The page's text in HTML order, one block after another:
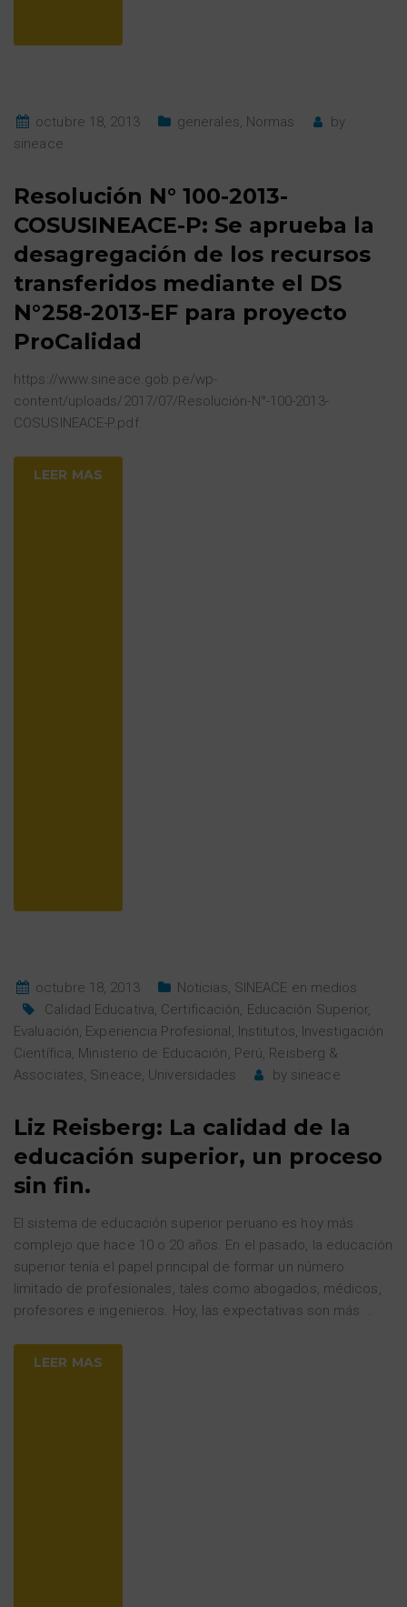
octubre 18, 2013 generales, Normas
by
sineace
Resolución N° 100-2013-
COSUSINEACE-P: Se aprueba la
desagregación de los recursos
transferidos mediante el DS
N°258-2013-EF para proyecto
ProCalidad
https://www.sineace.gob.pe/wp-
content/uploads/2017/07/Resolución-N°-100-2013-
COSUSINEACE-P.pdf
LEER MAS
octubre 18, 2013 Noticias, SINEACE en medios
Calidad Educativa, Certificación, Educación Superior,
Evaluación, Experiencia Profesional, Institutos, Investigación
Científica, Ministerio de Educación, Perú, Reisberg &
Associates, Sineace, Universidades by sineace
Liz Reisberg: La calidad de la
educación superior, un proceso
sin fin.
El sistema de educación superior peruano es hoy más
complejo que hace 10 o 20 años. En el pasado, la educación
superior tenía el papel principal de formar un número
limitado de profesionales, tales como abogados, médicos,
profesores e ingenieros. Hoy, las expectativas son más
LEER MAS